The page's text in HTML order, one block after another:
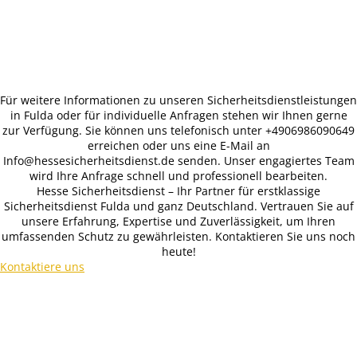
Für weitere Informationen zu unseren Sicherheitsdienstleistungen
in Fulda oder für individuelle Anfragen stehen wir Ihnen gerne
zur Verfügung. Sie können uns telefonisch unter +4906986090649
erreichen oder uns eine E-Mail an
Info@hessesicherheitsdienst.de senden. Unser engagiertes Team
wird Ihre Anfrage schnell und professionell bearbeiten.
Hesse Sicherheitsdienst – Ihr Partner für erstklassige
Sicherheitsdienst Fulda und ganz Deutschland. Vertrauen Sie auf
unsere Erfahrung, Expertise und Zuverlässigkeit, um Ihren
umfassenden Schutz zu gewährleisten. Kontaktieren Sie uns noch
heute!
Kontaktiere uns